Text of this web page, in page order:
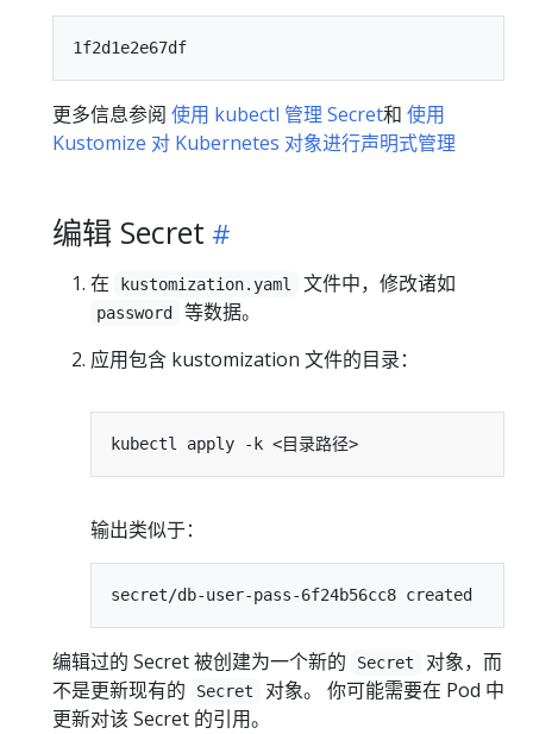
更多信息参阅 使用 kubectl 管理 Secret和 使用
Kustomize 对 Kubernetes 对象进行声明式管理
编辑 Secret
在 kustomization.yaml 文件中，修改诸如
password
等数据。
应用包含 kustomization 文件的目录：
输出类似于：
编辑过的 Secret 被创建为一个新的 Secret
对象，而
不是更新现有的
Secret
对象。 你可能需要在 Pod 中
更新对该 Secret 的引用。